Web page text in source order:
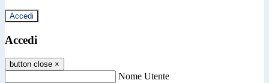
Accedi
Accedi
button close ×
Nome Utente